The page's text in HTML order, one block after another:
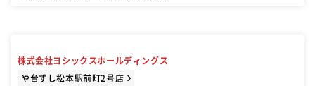
株式会社ヨシックスホールディングス
や台ずし松本駅前町2号店